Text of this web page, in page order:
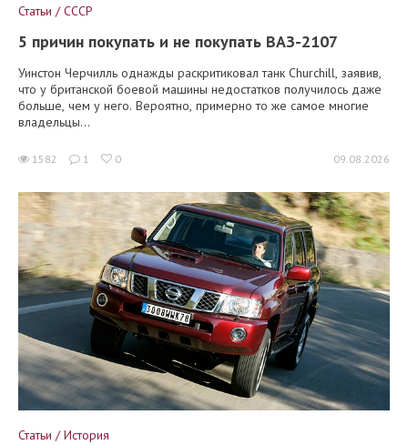
Статьи / СССР
5 причин покупать и не покупать ВАЗ-2107
Уинстон Черчилль однажды раскритиковал танк Churchill, заявив,
что у британской боевой машины недостатков получилось даже
больше, чем у него. Вероятно, примерно то же самое многие
владельцы...
1582 1 0 09.08.2026
Статьи / История